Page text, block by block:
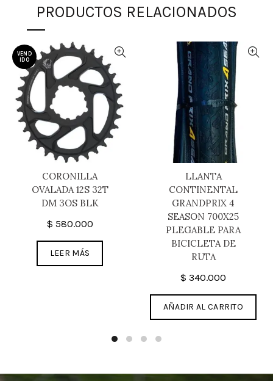
PRODUCTOS RELACIONADOS
VEND
IDO
CORONILLA
OVALADA 12S 32T
DM 3OS BLK
$ 580.000
LEER MÁS
LLANTA
CONTINENTAL
GRANDPRIX 4
SEASON 700X25
PLEGABLE PARA
BICICLETA DE
RUTA
$ 340.000
AÑADIR AL CARRITO